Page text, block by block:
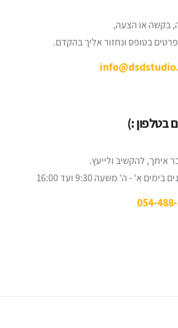
בקשה או הצעה,
בטופס ונחזור אליך בהקדם.
בטלפון :)
איתך, להקשיב ולייעץ.
א' - ה' משעה 9:30 ועד 16:00
054-